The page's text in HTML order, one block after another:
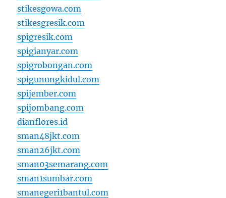
stikesgowa.com
stikesgresik.com
spigresik.com
spigianyar.com
spigrobongan.com
spigunungkidul.com
spijember.com
spijombang.com
dianflores.id
sman48jkt.com
sman26jkt.com
sman03semarang.com
sman1sumbar.com
smanegeri1bantul.com